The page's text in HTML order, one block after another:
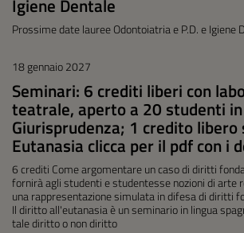
Igiene Dentale
Prossime date lauree Odontoiatria e P.D. e Igiene
18 gennaio 2027
Seminari: 6 crediti liberi con
teatrale, aperto a 20 studenti in
Giurisprudenza; 1 credito libero
Eutanasia clicca per il pdf con i
6 crediti Come argomentare un caso di diritti
fornirà agli studenti e studentesse nozioni di arte
una rappresentazione simulata in difesa di diritti
Il diritto all'eutanasia è un seminario in lingua
tale diritto o non diritto